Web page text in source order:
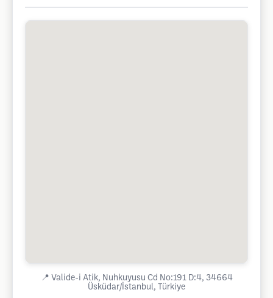
📍 Valide-i Atik, Nuhkuyusu Cd No:191 D:4, 34664
Üsküdar/İstanbul, Türkiye